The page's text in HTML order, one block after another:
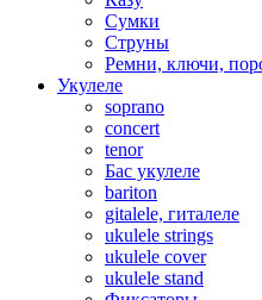
Сумки
Струны
Ремни, ключи,
Укулеле
soprano
concert
tenor
Бас укулеле
bariton
gitalele, гиталеле
ukulele strings
ukulele cover
ukulele stand